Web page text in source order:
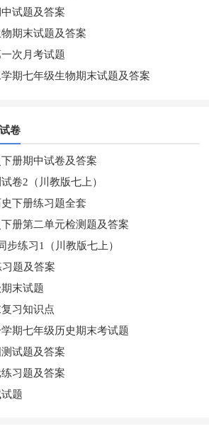
试题及答案
期末试题及答案
次月考试题
期七年级生物期末试题及答案
卷
册期中试卷及答案
卷2（川教版七上）
下册练习题全套
册第二单元检测题及答案
步练习1（川教版七上）
题及答案
末试题
习知识点
期七年级历史期末考试题
试题及答案
习题及答案
题